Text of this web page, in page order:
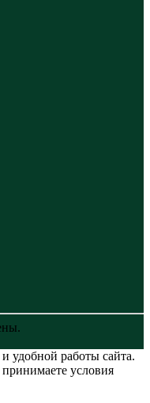
удобной работы сайта.
условия